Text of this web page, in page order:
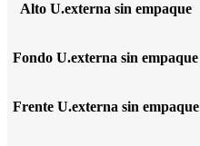
Alto U.externa sin empaque
Fondo U.externa sin empaque
Frente U.externa sin empaque